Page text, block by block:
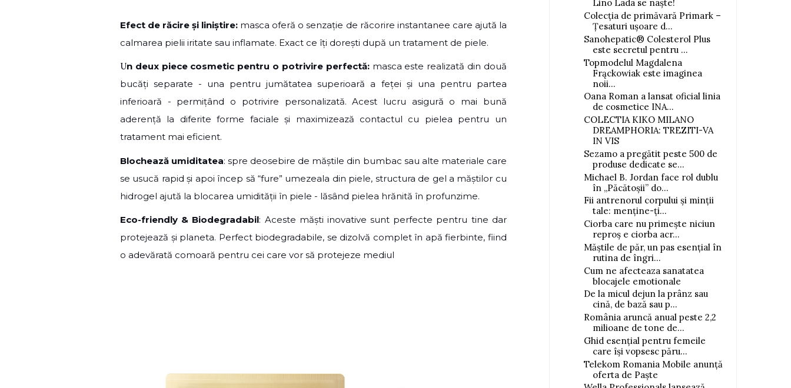
Efect de răcire și liniștire: masca oferă o senzație de răcorire instantanee care ajută la
calmarea pielii iritate sau inflamate. Exact ce îți dorești după un tratament de piele.
Un deux piece cosmetic pentru o potrivire perfectă: masca este realizată din două
bucăți separate - una pentru jumătatea superioară a feței și una pentru partea
inferioară - permițând o potrivire personalizată. Acest lucru asigură o mai bună
aderență la diferite forme faciale și maximizează contactul cu pielea pentru un
tratament mai eficient.
Blochează umiditatea: spre deosebire de măștile din bumbac sau alte materiale care
se usucă rapid și apoi încep să “fure” umezeala din piele, structura de gel a măștilor cu
hidrogel ajută la blocarea umidității în piele - lăsând pielea hrănită în profunzime.
Eco-friendly & Biodegradabil: Aceste măști inovative sunt perfecte pentru tine dar
protejează și planeta. Perfect biodegradabile, se dizolvă complet în apă fierbinte, fiind
o adevărată comoară pentru cei care vor să protejeze mediul
Lino Lada se naște!
Colecția de primăvară Primark –
Țesaturi ușoare d...
Sanohepatic® Colesterol Plus
este secretul pentru ...
Topmodelul Magdalena
Frąckowiak este imaginea
noii...
Oana Roman a lansat oficial linia
de cosmetice INA...
COLECTIA KIKO MILANO
DREAMPHORIA: TREZITI-VA
IN VIS
Sezamo a pregătit peste 500 de
produse dedicate se...
Michael B. Jordan face rol dublu
în „Păcătoșii” do...
Fii antrenorul corpului și minții
tale: menține-ți...
Ciorba care nu primește niciun
reproș e ciorba acr...
Măștile de păr, un pas esențial în
rutina de îngri...
Cum ne afecteaza sanatatea
blocajele emotionale
De la micul dejun la prânz sau
cină, de bază sau p...
România aruncă anual peste 2,2
milioane de tone de...
Ghid esențial pentru femeile
care își vopsesc păru...
Telekom Romania Mobile anunță
oferta de Paște